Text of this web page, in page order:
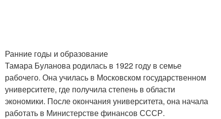
Ранние годы и образование
Тамара Буланова родилась в 1922 году в семье
рабочего. Она училась в Московском государственном
университете, где получила степень в области
экономики. После окончания университета, она начала
работать в Министерстве финансов СССР.